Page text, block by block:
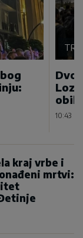
10:43
kraj vrbe i
mrtvi: